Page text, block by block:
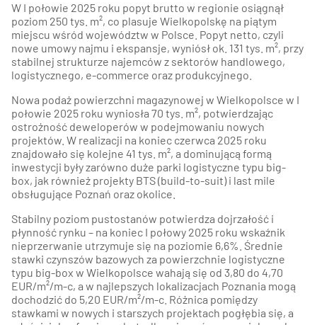
W I połowie 2025 roku popyt brutto w regionie osiągnął
poziom 250 tys. m², co plasuje Wielkopolskę na piątym
miejscu wśród województw w Polsce. Popyt netto, czyli
nowe umowy najmu i ekspansje, wyniósł ok. 131 tys. m², przy
stabilnej strukturze najemców z sektorów handlowego,
logistycznego, e-commerce oraz produkcyjnego.
Nowa podaż powierzchni magazynowej w Wielkopolsce w I
połowie 2025 roku wyniosła 70 tys. m², potwierdzając
ostrożność deweloperów w podejmowaniu nowych
projektów. W realizacji na koniec czerwca 2025 roku
znajdowało się kolejne 41 tys. m², a dominującą formą
inwestycji były zarówno duże parki logistyczne typu big-
box, jak również projekty BTS (build-to-suit) i last mile
obsługujące Poznań oraz okolice.
Stabilny poziom pustostanów potwierdza dojrzałość i
płynność rynku – na koniec I połowy 2025 roku wskaźnik
nieprzerwanie utrzymuje się na poziomie 6,6%. Średnie
stawki czynszów bazowych za powierzchnie logistyczne
typu big-box w Wielkopolsce wahają się od 3,80 do 4,70
EUR/m²/m-c, a w najlepszych lokalizacjach Poznania mogą
dochodzić do 5,20 EUR/m²/m-c. Różnica pomiędzy
stawkami w nowych i starszych projektach pogłębia się, a